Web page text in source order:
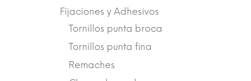
Fijaciones y Adhesivos
Tornillos punta broca
Tornillos punta fina
Remaches